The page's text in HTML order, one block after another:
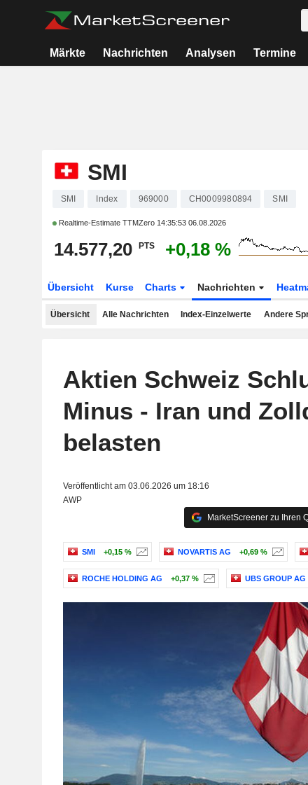
Märkte Nachrichten Analysen Termine
SMI
SMI Index 969000 CH0009980894 SMI
Realtime-Estimate TTMZero 14:35:53 06.08.2026
14.577,20 PTS +0,18 %
Übersicht Kurse Charts Nachrichten
Übersicht Alle Nachrichten Index-Einzelwerte Andere
Aktien Schweiz
Minus - Iran und
belasten
Veröffentlicht am 03.06.2026 um 18:16
AWP
MarketScreener zu Ihren
SMI +0,15 % NOVARTIS AG +0,69 %
ROCHE HOLDING AG +0,37 % UBS GROUP AG